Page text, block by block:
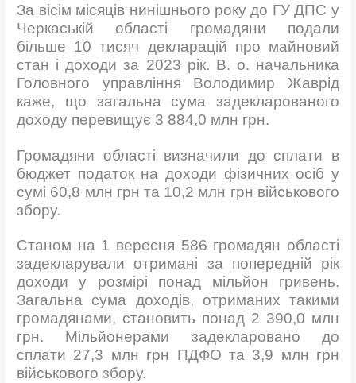
За вісім місяців нинішнього року до ГУ ДПС у
Черкаській області громадяни подали
більше 10 тисяч декларацій про майновий
стан і доходи за 2023 рік. В. о. начальника
Головного управління Володимир Жаврід
каже, що загальна сума задекларованого
доходу перевищує 3 884,0 млн грн.
Громадяни області визначили до сплати в
бюджет податок на доходи фізичних осіб у
сумі 60,8 млн грн та 10,2 млн грн військового
збору.
Станом на 1 вересня 586 громадян області
задекларували отримані за попередній рік
доходи у розмірі понад мільйон гривень.
Загальна сума доходів, отриманих такими
громадянами, становить понад 2 390,0 млн
грн. Мільйонерами задекларовано до
сплати 27,3 млн грн ПДФО та 3,9 млн грн
військового збору.